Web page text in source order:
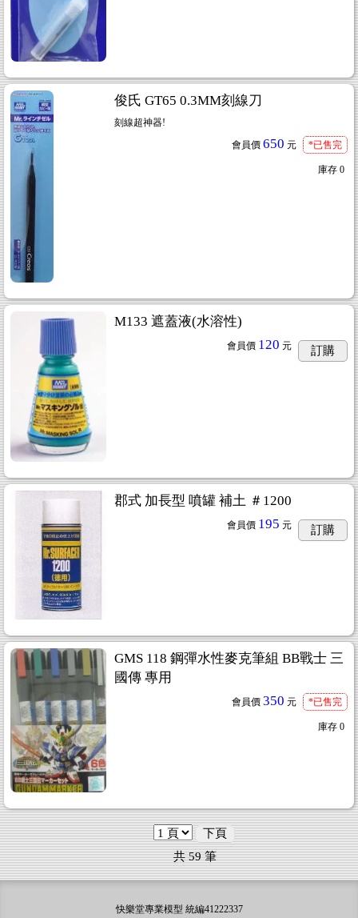
俊氏 GT65 0.3MM刻線刀
刻線超神器!
會員價 650 元 *已售完
庫存 0
M133 遮蓋液(水溶性)
會員價 120 元 訂購
郡式 加長型 噴罐 補土 ＃1200
會員價 195 元 訂購
GMS 118 鋼彈水性麥克筆組 BB戰士 三
國傳 專用
會員價 350 元 *已售完
庫存 0
下頁
共59筆
快樂堂專業模型 統編41222337